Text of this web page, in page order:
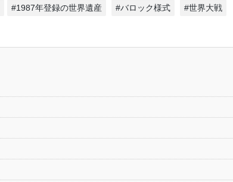
#1987年登録の世界遺産 #バロック様式 #世界大戦